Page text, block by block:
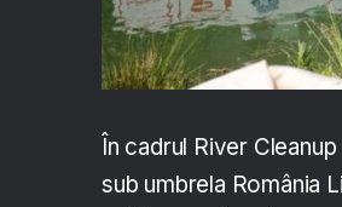
În cadrul River
sub umbrela România